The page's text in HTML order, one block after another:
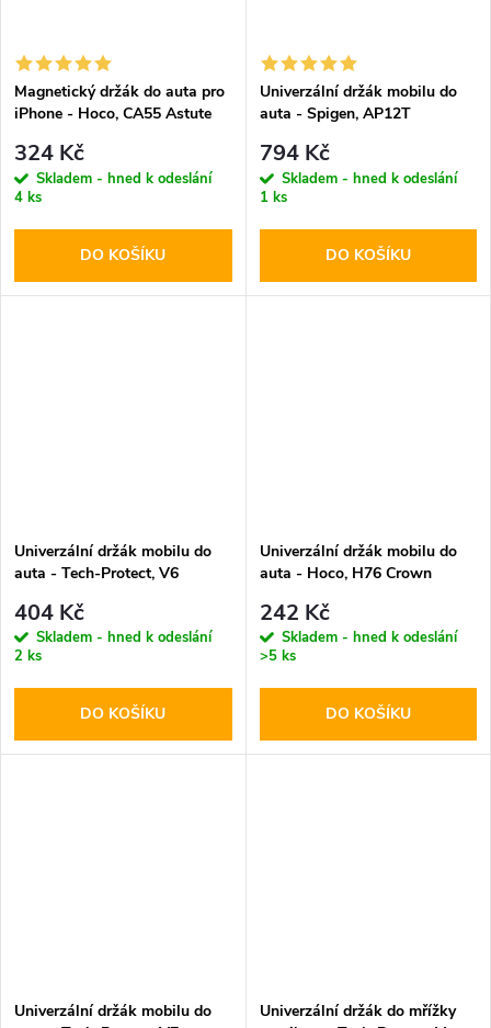
Magnetický držák do auta pro
iPhone - Hoco, CA55 Astute
324 Kč
Skladem - hned k odeslání
4 ks
DO KOŠÍKU
Univerzální držák mobilu do
auta - Spigen, AP12T
794 Kč
Skladem - hned k odeslání
1 ks
DO KOŠÍKU
Univerzální držák mobilu do
auta - Tech-Protect, V6
404 Kč
Skladem - hned k odeslání
2 ks
DO KOŠÍKU
Univerzální držák mobilu do
auta - Hoco, H76 Crown
242 Kč
Skladem - hned k odeslání
>5 ks
DO KOŠÍKU
Univerzální držák mobilu do
Univerzální držák do mřížky